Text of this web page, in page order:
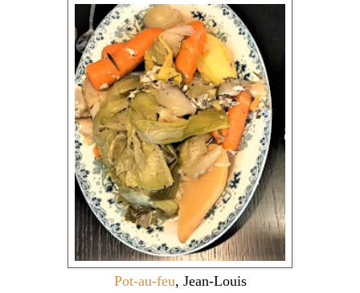
Pot-au-feu, Jean-Louis